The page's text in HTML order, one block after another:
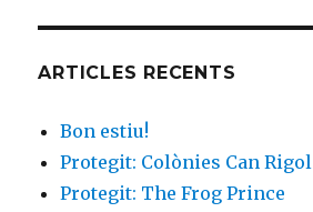
ARTICLES RECENTS
Bon estiu!
Protegit: Colònies Can Rigol
Protegit: The Frog Prince